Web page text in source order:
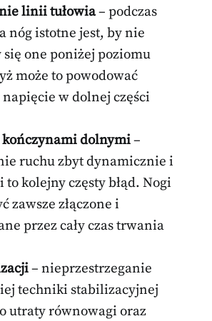
linii tułowia– podczas
nóg istotne jest, by nie
się one poniżej poziomu
może to powodować
w dolnej części
kończynami dolnymi–
ruchu zbyt dynamicznie i
kolejny częsty błąd. Nogi
zawsze złączone i
przez cały czas trwania
– nieprzestrzeganie
techniki stabilizacyjnej
utraty równowagi oraz